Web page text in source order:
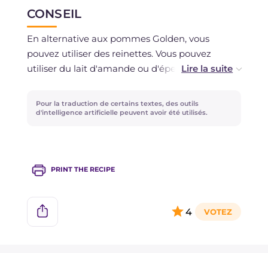
Vous pouvez la congeler après l'avoir cuite et
laissée refroidir.
CONSEIL
En alternative aux pommes Golden, vous
pouvez utiliser des reinettes. Vous pouvez
utiliser du lait d'amande ou d'épeautre si vous
Pour la traduction de certains textes, des outils
d'intelligence artificielle peuvent avoir été utilisés.
PRINT THE RECIPE
4